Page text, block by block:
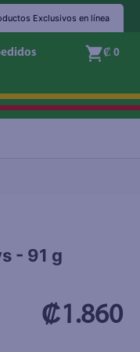
Exclusivos en línea
₡ 0
- 91 g
₡1.860